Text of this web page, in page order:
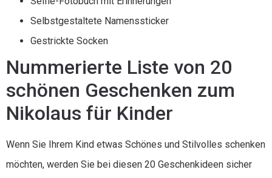
Selbstgestaltete Namenssticker
Gestrickte Socken
Nummerierte Liste von 20
schönen Geschenken zum
Nikolaus für Kinder
Wenn Sie Ihrem Kind etwas Schönes und Stilvolles schenken
möchten, werden Sie bei diesen 20 Geschenkideen sicher